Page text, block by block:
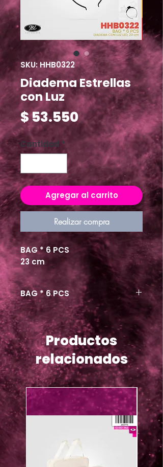
SKU: HHB0322
Diadema Estrellas
con Luz
$ 53.550Precio
Cantidad *
Agregar al carrito
Realizar compra
BAG * 6 PCS
23 cm
BAG * 6 PCS
Productos
relacionados